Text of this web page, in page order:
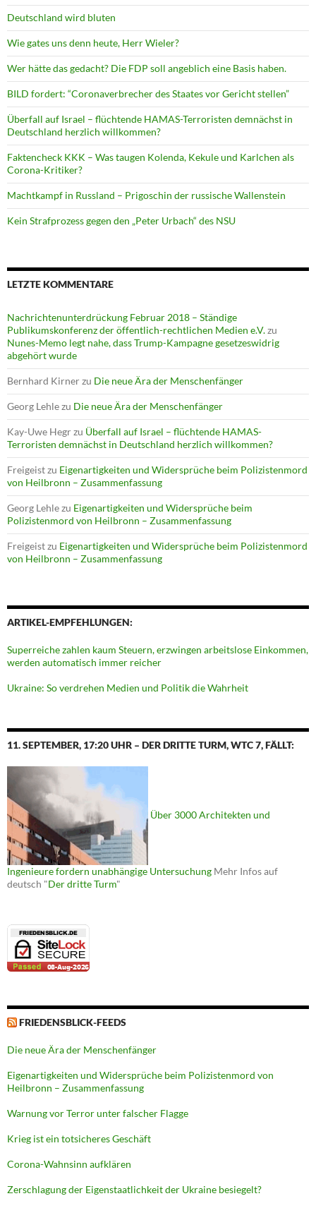
Deutschland wird bluten
Wie gates uns denn heute, Herr Wieler?
Wer hätte das gedacht? Die FDP soll angeblich eine Basis haben.
BILD fordert: “Coronaverbrecher des Staates vor Gericht stellen”
Überfall auf Israel – flüchtende HAMAS-Terroristen demnächst in
Deutschland herzlich willkommen?
Faktencheck KKK – Was taugen Kolenda, Kekule und Karlchen als
Corona-Kritiker?
Machtkampf in Russland – Prigoschin der russische Wallenstein
Kein Strafprozess gegen den „Peter Urbach“ des NSU
LETZTE KOMMENTARE
Nachrichtenunterdrückung Februar 2018 – Ständige
Publikumskonferenz der öffentlich-rechtlichen Medien e.V.zu
Nunes-Memo legt nahe, dass Trump-Kampagne gesetzeswidrig
abgehört wurde
Bernhard Kirnerzu Die neue Ära der Menschenfänger
Georg Lehlezu Die neue Ära der Menschenfänger
Kay-Uwe Hegrzu Überfall auf Israel – flüchtende HAMAS-
Terroristen demnächst in Deutschland herzlich willkommen?
Freigeistzu Eigenartigkeiten und Widersprüche beim Polizistenmord
von Heilbronn – Zusammenfassung
Georg Lehlezu Eigenartigkeiten und Widersprüche beim
Polizistenmord von Heilbronn – Zusammenfassung
Freigeistzu Eigenartigkeiten und Widersprüche beim Polizistenmord
von Heilbronn – Zusammenfassung
ARTIKEL-EMPFEHLUNGEN:
Superreiche zahlen kaum Steuern, erzwingen arbeitslose Einkommen,
werden automatisch immer reicher
Ukraine: So verdrehen Medien und Politik die Wahrheit
11. SEPTEMBER, 17:20 UHR – DER DRITTE TURM, WTC 7, FÄLLT:
Über 3000 Architekten und
Ingenieure fordern unabhängige Untersuchung Mehr Infos auf
deutsch "Der dritte Turm"
FRIEDENSBLICK-FEEDS
Die neue Ära der Menschenfänger
Eigenartigkeiten und Widersprüche beim Polizistenmord von
Heilbronn – Zusammenfassung
Warnung vor Terror unter falscher Flagge
Krieg ist ein totsicheres Geschäft
Corona-Wahnsinn aufklären
Zerschlagung der Eigenstaatlichkeit der Ukraine besiegelt?